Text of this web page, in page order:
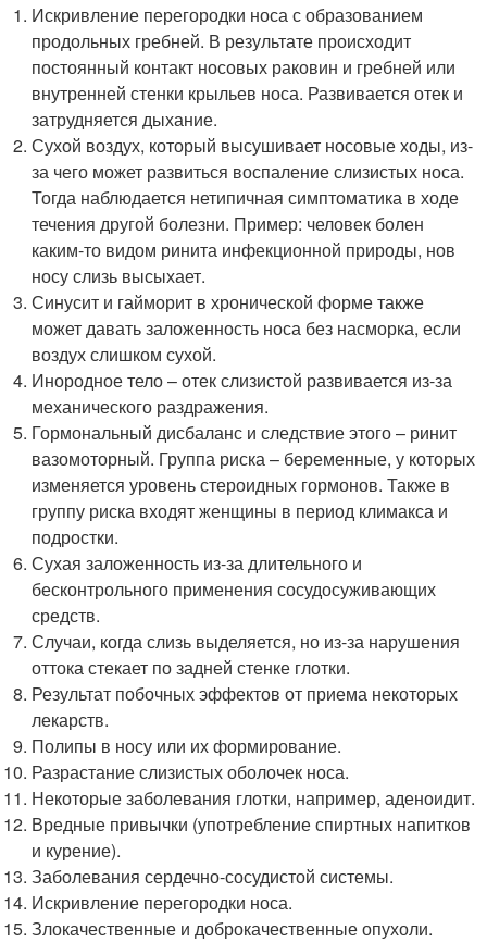
Искривление перегородки носа с образованием
продольных гребней. В результате происходит
постоянный контакт носовых раковин и гребней или
внутренней стенки крыльев носа. Развивается отек и
затрудняется дыхание.
Сухой воздух, который высушивает носовые ходы, из-
за чего может развиться воспаление слизистых носа.
Тогда наблюдается нетипичная симптоматика в ходе
течения другой болезни. Пример: человек болен
каким-то видом ринита инфекционной природы, нов
носу слизь высыхает.
Синусит и гайморит в хронической форме также
может давать заложенность носа без насморка, если
воздух слишком сухой.
Инородное тело – отек слизистой развивается из-за
механического раздражения.
Гормональный дисбаланс и следствие этого – ринит
вазомоторный. Группа риска – беременные, у которых
изменяется уровень стероидных гормонов. Также в
группу риска входят женщины в период климакса и
подростки.
Сухая заложенность из-за длительного и
бесконтрольного применения сосудосуживающих
средств.
Случаи, когда слизь выделяется, но из-за нарушения
оттока стекает по задней стенке глотки.
Результат побочных эффектов от приема некоторых
лекарств.
Полипы в носу или их формирование.
Разрастание слизистых оболочек носа.
Некоторые заболевания глотки, например, аденоидит.
Вредные привычки (употребление спиртных напитков
и курение).
Заболевания сердечно-сосудистой системы.
Искривление перегородки носа.
Злокачественные и доброкачественные опухоли.